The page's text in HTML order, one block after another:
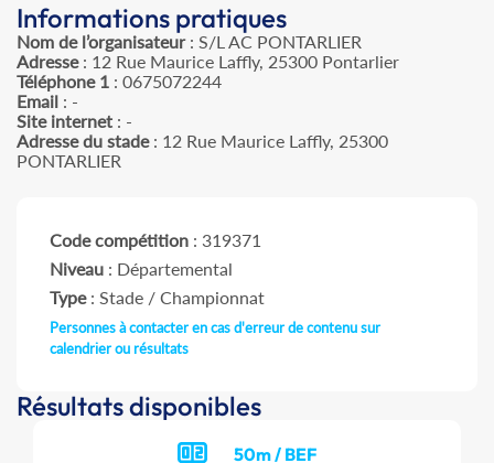
Informations pratiques
Nom de l’organisateur: S/L AC PONTARLIER
Adresse: 12 Rue Maurice Laffly, 25300 Pontarlier
Téléphone 1 : 0675072244
Email : -
Site internet : -
Adresse du stade: 12 Rue Maurice Laffly, 25300
PONTARLIER
Code compétition : 319371
Niveau : Départemental
Type: Stade / Championnat
Personnes à contacter en cas d'erreur de contenu sur
calendrier ou résultats
Résultats disponibles
50m / BEF